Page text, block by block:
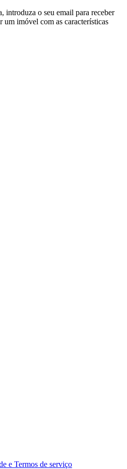
introduza o seu email para receber
um imóvel com as características
e Termos de serviço